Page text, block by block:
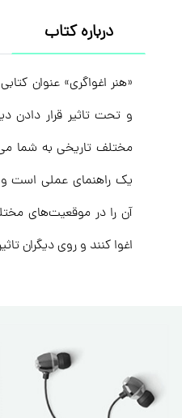
درباره کتاب
«هنر اغواگری» عنوان
و تحت تاثیر قرار دادن
مختلف تاریخی به شما
یک راهنمای عملی است و
آن را در موقعیت‌های
اغوا کنند و روی دیگران